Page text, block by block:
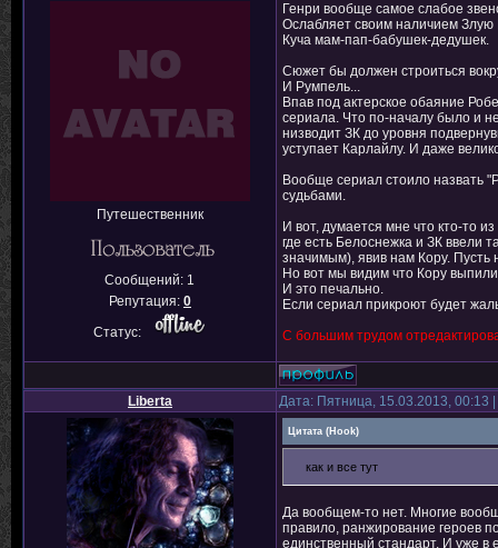
Путешественник
Сообщений: 1
Репутация: 0
Статус:
Генри вообще самое слабое
Ослабляет своим наличием Злую
Куча мам-пап-бабушек-дедушек.
Сюжет бы должен строиться
И Румпель...
Впав под актерское обаяние
сериала. Что по-началу было и
низводит ЗК до уровня
уступает Карлайлу. И даже
Вообще сериал стоило назвать
судьбами.
И вот, думается мне что кто-то
где есть Белоснежка и ЗК ввели
значимым), явив нам Кору. Пусть
Но вот мы видим что Кору
И это печально.
Если сериал прикроют будет
С большим трудом
Liberta Дата: Пятница, 15.03.2013,
Цитата ( Hook)
как и все тут
Да вообщем-то нет. Многие
правило, ранжирование героев
единственный стандарт. И уже в